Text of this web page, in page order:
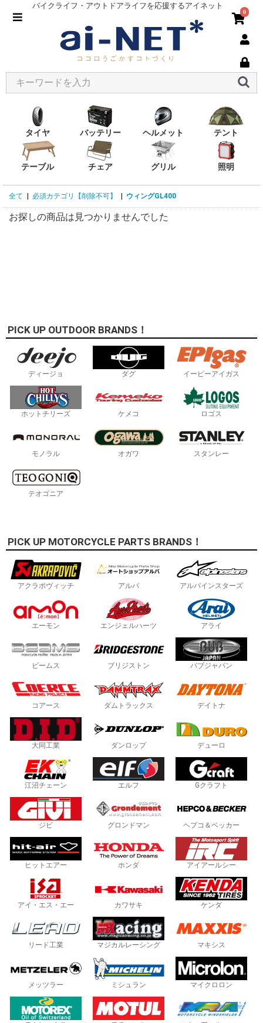
バイクライフ・アウトドアライフを応援するアイネット
0
タイヤ バッテリー ヘルメット テント
テーブル チェア グリル 照明
全て 必須カテゴリ【削除不可】 ウィングGL400
お探しの商品は見つかりませんでした
PICK UP OUTDOOR BRANDS！
ディージョ ダグ イーピーアイガス
ホットチリーズ ケメコ ロゴス
モノラル オガワ スタンレー
テオゴニア
PICK UP MOTORCYCLE PARTS BRANDS！
アクラポヴィッチ アルバ アルパインスターズ
エーモン エンジェルハーツ アライ
ビームス ブリジストン バブジャパン
コアース ダムトラックス デイトナ
大同工業 ダンロップ デューロ
江沼チェーン エルフ Gクラフト
ジビ グロンドマン ヘプコ＆ベッカー
ヒットエアー ホンダ アイアールシー
アイ・エス・エー カワサキ ケンダ
リード工業 マジカルレーシング マキシス
メッツラー ミシュラン マイクロロン